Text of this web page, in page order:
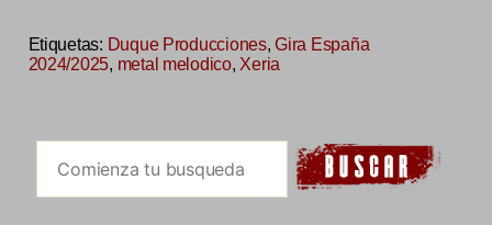
Etiquetas: Duque Producciones,Gira España
2024/2025, metal melodico, Xeria